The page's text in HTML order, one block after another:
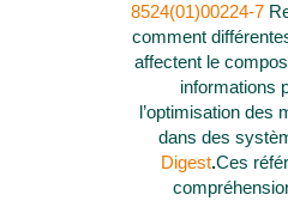
8524(01)00224-7
comment
affectent le
informations
l’optimisation des
dans des
Digest.Ces